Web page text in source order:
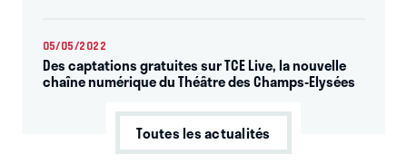
05/05/2022
Des captations gratuites sur TCE Live, la nouvelle
chaîne numérique du Théâtre des Champs-Elysées
Toutes les actualités